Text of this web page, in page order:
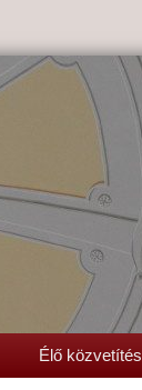
Élő közvetítés